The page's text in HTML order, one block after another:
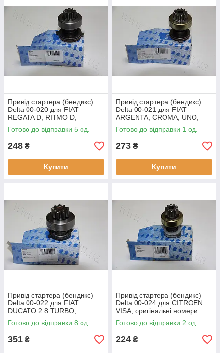
Привід стартера (бендикс)
Delta 00-020 для FIAT
REGATA D, RITMO D,
оригінальні номери: 9938328,
3168, 132187
Готово до відправки 5 од.
248 ₴
Купити
Привід стартера (бендикс)
Delta 00-021 для FIAT
ARGENTA, CROMA, UNO,
оригінальні номери: 9936050,
3174, 132188
Готово до відправки 1 од.
273 ₴
Купити
Привід стартера (бендикс)
Delta 00-022 для FIAT
DUCATO 2.8 TURBO,
оригінальні номери:
85541700, 2092, 139902
Готово до відправки 8 од.
351 ₴
Привід стартера (бендикс)
Delta 00-024 для CITROEN
VISA, оригінальні номери:
74886501, 3123
Готово до відправки 2 од.
224 ₴